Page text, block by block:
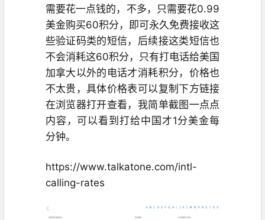
需要花一点钱的，不多，只需要花0.99
美金购买60积分，即可永久免费接收这
些验证码类的短信，后续接这类短信也
不会消耗这60积分，只有打电话给美国
加拿大以外的电话才消耗积分，价格也
不太贵，具体价格表可以复制下方链接
在浏览器打开查看，我简单截图一点点
内容，可以看到打给中国才1分美金每
分钟。
https://www.talkatone.com/intl-
calling-rates